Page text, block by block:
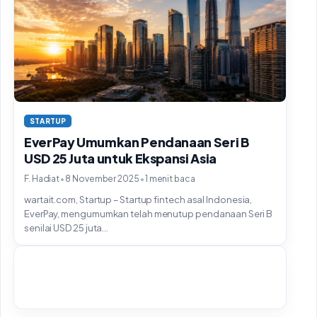
STARTUP
EverPay Umumkan Pendanaan Seri B
USD 25 Juta untuk Ekspansi Asia
F. Hadiat• 8 November 2025 •1 menit baca
wartait.com, Startup – Startup fintech asal Indonesia,
EverPay, mengumumkan telah menutup pendanaan Seri B
senilai USD 25 juta...